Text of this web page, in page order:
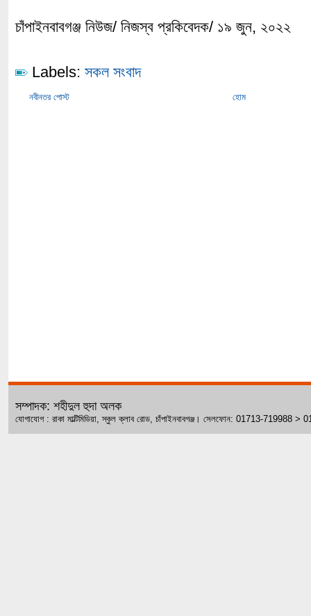
চাঁপাইনবাবগঞ্জ নিউজ/ নিজস্ব প্রকিবেদক/ ১৯ জুন, ২০২২
Labels: সকল সংবাদ
নবীনতর পোস্ট হোম
সম্পাদক: শহীদুল হুদা অলক
যোগাযোগ : রাকা মাল্টিমিডিয়া, স্কুল ক্লাব রোড, চাঁপাইনবাবগঞ্জ। সেলফোন: 01713-